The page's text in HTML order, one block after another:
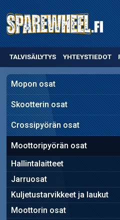
TALVISÄILYTYS YHTEYSTIEDOT
Mopon osat
Skootterin osat
Crossipyörän osat
Moottoripyörän osat
Hallintalaitteet
Jarruosat
Kuljetustarvikkeet ja laukut
Moottorin osat